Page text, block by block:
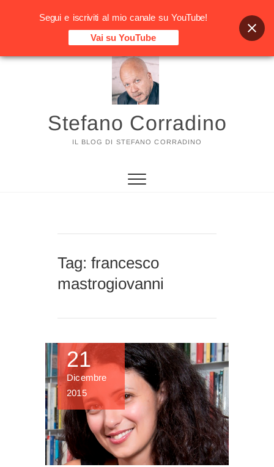
Vai
Stefano Corradino
IL BLOG DI STEFANO CORRADINO
Tag: francesco
mastrogiovanni
21
Dicembre
2015
Segui e iscriviti al mio canale su YouTube!
Vai su YouTube